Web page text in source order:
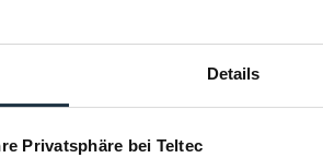
Details
Privatsphäre bei Teltec